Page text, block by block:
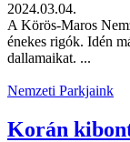
2024.03.04.
A Körös-Maros
énekes rigók. Idén
dallamaikat. ...
Nemzeti Parkjaink
Korán